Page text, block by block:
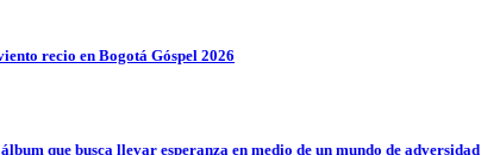
recio en Bogotá Góspel 2026
que busca llevar esperanza en medio de un mundo de adversidad